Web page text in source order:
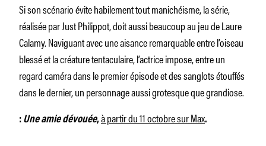
Si son scénario évite habilement tout manichéisme, la série,
réalisée par Just Philippot, doit aussi beaucoup au jeu de Laure
Calamy. Naviguant avec une aisance remarquable entre l’oiseau
blessé et la créature tentaculaire, l’actrice impose, entre un
regard caméra dans le premier épisode et des sanglots étouffés
dans le dernier, un personnage aussi grotesque que grandiose.
: Une amie dévouée,à partir du 11 octobre sur Max.